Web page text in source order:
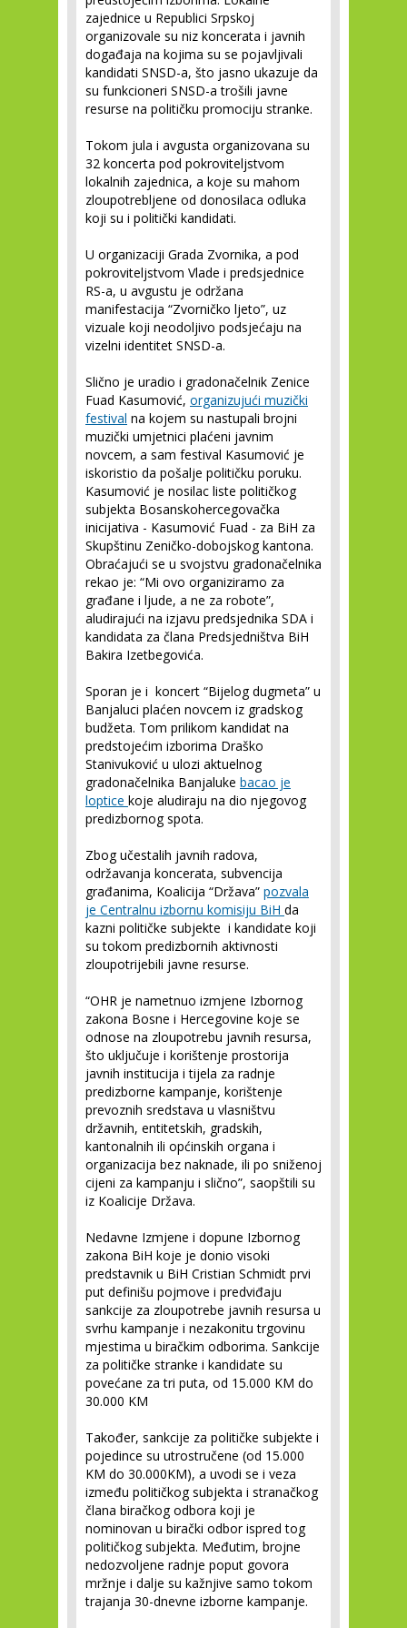
zajednice u Republici Srpskoj
organizovale su niz koncerata i javnih
događaja na kojima su se pojavljivali
kandidati SNSD-a, što jasno ukazuje da
su funkcioneri SNSD-a trošili javne
resurse na političku promociju stranke.
Tokom jula i avgusta organizovana su
32 koncerta pod pokroviteljstvom
lokalnih zajednica, a koje su mahom
zloupotrebljene od donosilaca odluka
koji su i politički kandidati.
U organizaciji Grada Zvornika, a pod
pokroviteljstvom Vlade i predsjednice
RS-a, u avgustu je održana
manifestacija “Zvorničko ljeto”, uz
vizuale koji neodoljivo podsjećaju na
vizelni identitet SNSD-a.
Slično je uradio i gradonačelnik Zenice
Fuad Kasumović, organizujući muzički
festival na kojem su nastupali brojni
muzički umjetnici plaćeni javnim
novcem, a sam festival Kasumović je
iskoristio da pošalje političku poruku.
Kasumović je nosilac liste političkog
subjekta Bosanskohercegovačka
inicijativa - Kasumović Fuad - za BiH za
Skupštinu Zeničko-dobojskog kantona.
Obraćajući se u svojstvu gradonačelnika
rekao je: “Mi ovo organiziramo za
građane i ljude, a ne za robote”,
aludirajući na izjavu predsjednika SDA i
kandidata za člana Predsjedništva BiH
Bakira Izetbegovića.
Sporan je i koncert “Bijelog dugmeta” u
Banjaluci plaćen novcem iz gradskog
budžeta. Tom prilikom kandidat na
predstojećim izborima Draško
Stanivuković u ulozi aktuelnog
gradonačelnika Banjaluke bacao je
loptice koje aludiraju na dio njegovog
predizbornog spota.
Zbog učestalih javnih radova,
održavanja koncerata, subvencija
građanima, Koalicija “Država” pozvala
je Centralnu izbornu komisiju BiH da
kazni političke subjekte i kandidate koji
su tokom predizbornih aktivnosti
zloupotrijebili javne resurse.
“OHR je nametnuo izmjene Izbornog
zakona Bosne i Hercegovine koje se
odnose na zloupotrebu javnih resursa,
što uključuje i korištenje prostorija
javnih institucija i tijela za radnje
predizborne kampanje, korištenje
prevoznih sredstava u vlasništvu
državnih, entitetskih, gradskih,
kantonalnih ili općinskih organa i
organizacija bez naknade, ili po sniženoj
cijeni za kampanju i slično”, saopštili su
iz Koalicije Država.
Nedavne Izmjene i dopune Izbornog
zakona BiH koje je donio visoki
predstavnik u BiH Cristian Schmidt prvi
put definišu pojmove i predviđaju
sankcije za zloupotrebe javnih resursa u
svrhu kampanje i nezakonitu trgovinu
mjestima u biračkim odborima. Sankcije
za političke stranke i kandidate su
povećane za tri puta, od 15.000 KM do
30.000 KM
Također, sankcije za političke subjekte i
pojedince su utrostručene (od 15.000
KM do 30.000KM), a uvodi se i veza
između političkog subjekta i stranačkog
člana biračkog odbora koji je
nominovan u birački odbor ispred tog
političkog subjekta. Međutim, brojne
nedozvoljene radnje poput govora
mržnje i dalje su kažnjive samo tokom
trajanja 30-dnevne izborne kampanje.